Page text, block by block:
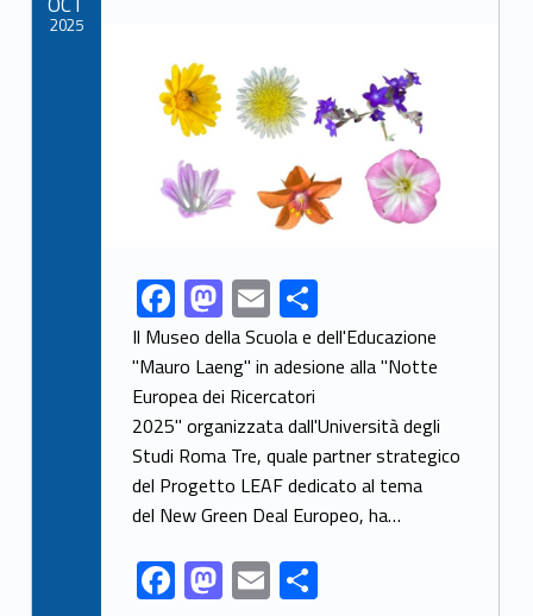
Link identifier share facebook archive #share-link-archive-85848F
ac
e
b
o
o
k
M
as
to
d
o
n
E
m
ai
l
S
h
ar
e
Il Museo della Scuola e dell'Educazione
"Mauro Laeng" in adesione alla "Notte
Europea dei Ricercatori
2025" organizzata dall'Università degli
Studi Roma Tre, quale partner strategico
del Progetto LEAF dedicato al tema
del New Green Deal Europeo, ha…
F M E S
2025